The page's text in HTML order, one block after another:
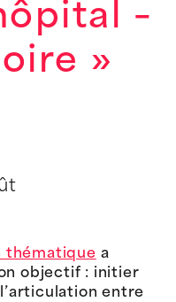
–
»
thématique a
objectif : initier
entre